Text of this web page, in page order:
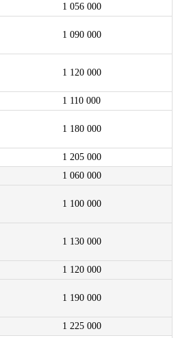
1 056 000
1 090 000
1 120 000
1 110 000
1 180 000
1 205 000
1 060 000
1 100 000
1 130 000
1 120 000
1 190 000
1 225 000